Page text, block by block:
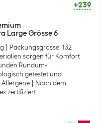
+239
Large Grösse 6
Packungsgrösse: 132
sorgen für Komfort
Rundum-
getestet und
Allergene
Nach dem
zertifiziert